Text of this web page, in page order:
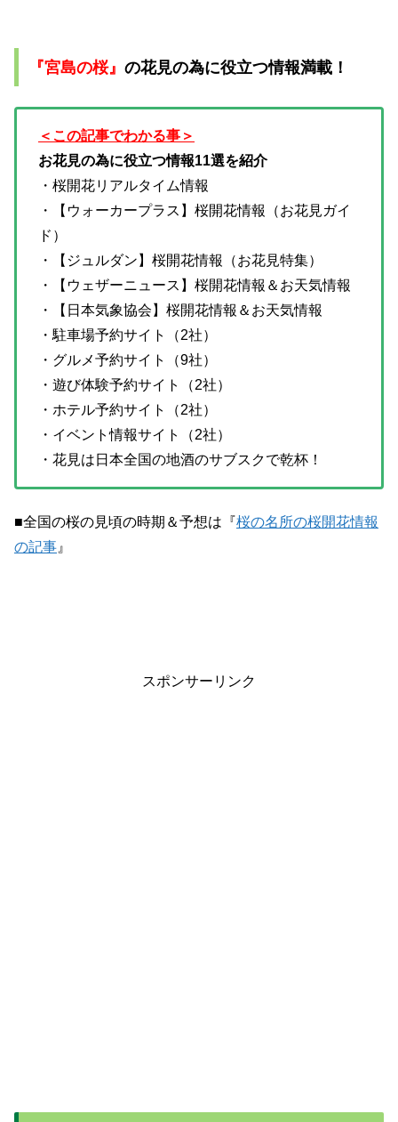
『宮島の桜』 の花見の為に役立つ情報満載！
＜この記事でわかる事＞
お花見の為に役立つ情報11選を紹介
・桜開花リアルタイム情報
・【ウォーカープラス】桜開花情報（お花見ガイ
ド）
・【ジュルダン】桜開花情報（お花見特集）
・【ウェザーニュース】桜開花情報＆お天気情報
・【日本気象協会】桜開花情報＆お天気情報
・駐車場予約サイト（2社）
・グルメ予約サイト（9社）
・遊び体験予約サイト（2社）
・ホテル予約サイト（2社）
・イベント情報サイト（2社）
・花見は日本全国の地酒のサブスクで乾杯！
■全国の桜の見頃の時期＆予想は『桜の名所の桜開花情報
の記事 』
スポンサーリンク